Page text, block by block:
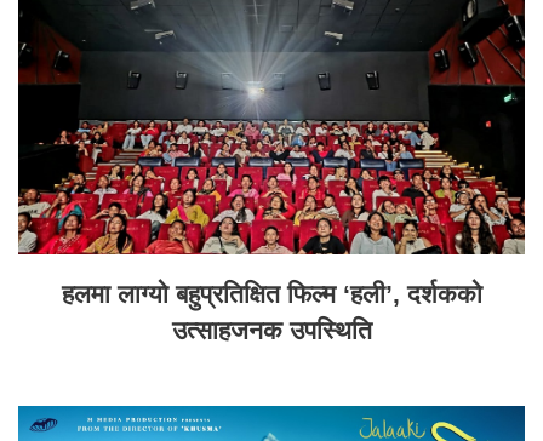
हलमा लाग्यो बहुप्रतिक्षित फिल्म ‘हली’, दर्शकको
उत्साहजनक उपस्थिति